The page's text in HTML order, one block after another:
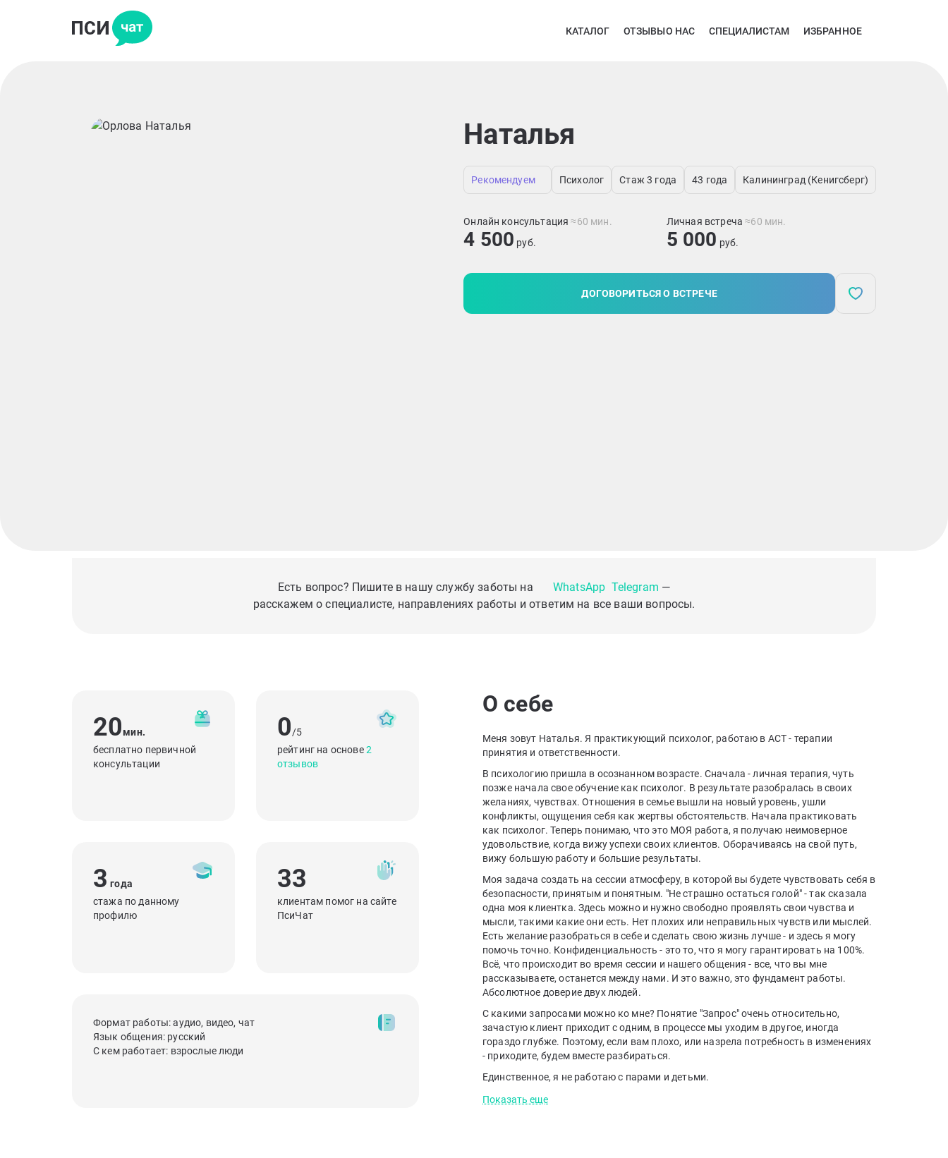
КАТАЛОГ ОТЗЫВЫО НАС СПЕЦИАЛИСТАМ ИЗБРАННОЕ
Наталья
Рекомендуем Психолог Стаж 3 года 43 года Калининград (Кенигсберг)
Онлайн консультация≈60 мин.
4 500 руб.
Личная встреча≈60 мин.
5 000 руб.
ДОГОВОРИТЬСЯ О ВСТРЕЧЕ
Есть вопрос? Пишите в нашу службу заботы на WhatsApp Telegram —
расскажем о специалисте, направлениях работы и ответим на все ваши вопросы.
20мин.
бесплатно первичной
консультации
0/5
рейтинг на основе2
отзывов
3 года
стажа по данному
профилю
33
клиентам помог на сайте
ПсиЧат
Формат работы: аудио, видео, чат
Язык общения: русский
С кем работает: взрослые люди
О себе
Меня зовут Наталья. Я практикующий психолог, работаю в АСТ - терапии
принятия и ответственности.
В психологию пришла в осознанном возрасте. Сначала - личная терапия, чуть
позже начала свое обучение как психолог. В результате разобралась в своих
желаниях, чувствах. Отношения в семье вышли на новый уровень, ушли
конфликты, ощущения себя как жертвы обстоятельств. Начала практиковать
как психолог. Теперь понимаю, что это МОЯ работа, я получаю неимоверное
удовольствие, когда вижу успехи своих клиентов. Оборачиваясь на свой путь,
вижу большую работу и большие результаты.
Моя задача создать на сессии атмосферу, в которой вы будете чувствовать себя в
безопасности, принятым и понятным. "Не страшно остаться голой" - так сказала
одна моя клиентка. Здесь можно и нужно свободно проявлять свои чувства и
мысли, такими какие они есть. Нет плохих или неправильных чувств или мыслей.
Есть желание разобраться в себе и сделать свою жизнь лучше - и здесь я могу
помочь точно. Конфиденциальность - это то, что я могу гарантировать на 100%.
Всё, что происходит во время сессии и нашего общения - все, что вы мне
рассказываете, останется между нами. И это важно, это фундамент работы.
Абсолютное доверие двух людей.
С какими запросами можно ко мне? Понятие "Запрос" очень относительно,
зачастую клиент приходит с одним, в процессе мы уходим в другое, иногда
гораздо глубже. Поэтому, если вам плохо, или назрела потребность в изменениях
- приходите, будем вместе разбираться.
Единственное, я не работаю с парами и детьми.
Показать еще